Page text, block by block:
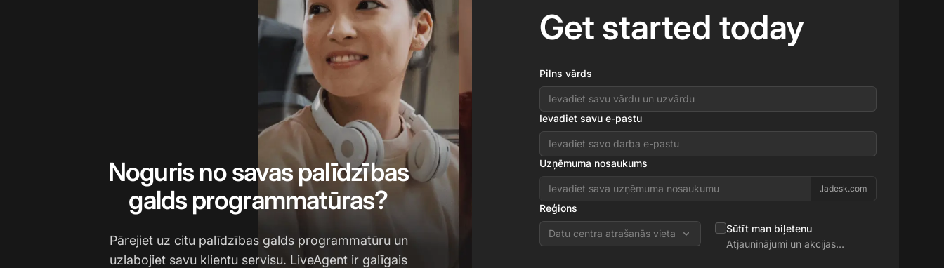
Noguris no savas palīdzības
galds programmatūras?
Pārejiet uz citu palīdzības galds programmatūru un
uzlabojiet savu klientu servisu. LiveAgent ir galīgais
Get started today
Pilns vārds
Ievadiet savu e-pastu
Uzņēmuma nosaukums
.ladesk.com
Reģions
Datu centra atrašanās vieta
Sūtīt man biļetenu
Atjauninājumi un akcijas